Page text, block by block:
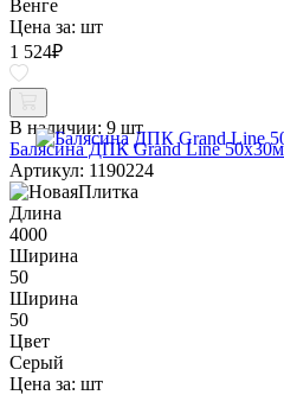
Венге
Цена за: шт
1 524₽
В наличии: 9 шт
Балясина ДПК Grand Line
Артикул: 1190224
Длина
4000
Ширина
50
Ширина
50
Цвет
Серый
Цена за: шт